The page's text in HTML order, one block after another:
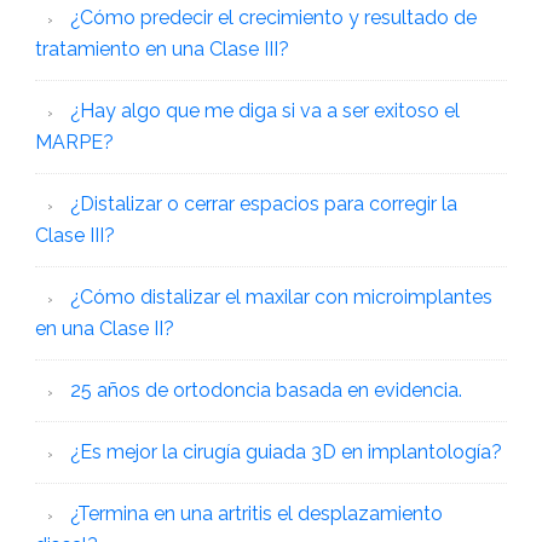
¿Cómo predecir el crecimiento y resultado de
tratamiento en una Clase III?
¿Hay algo que me diga si va a ser exitoso el
MARPE?
¿Distalizar o cerrar espacios para corregir la
Clase III?
¿Cómo distalizar el maxilar con microimplantes
en una Clase II?
25 años de ortodoncia basada en evidencia.
¿Es mejor la cirugía guiada 3D en implantología?
¿Termina en una artritis el desplazamiento